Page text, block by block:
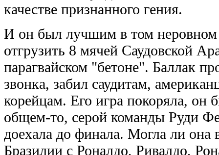
качестве признанного гения.
И он был лучшим в том неровном
отгрузить 8 мячей Саудовской
парагвайском "бетоне". Баллак
звонка, забил саудитам,
корейцам. Его игра покоряла, он
общем-то, серой команды Руди
доехала до финала. Могла ли она
Бразилии с Роналдо, Ривалдо,